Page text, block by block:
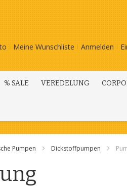
Meine Wunschliste Anmelden
% SALE VEREDELUNG
Pumpen Dickstoffpumpen